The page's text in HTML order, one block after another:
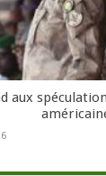
aux